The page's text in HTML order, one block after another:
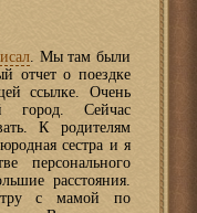
. Мы там были
отчет о поездке
ссылке. Очень
город. Сейчас
К родителям
сестра и я
персонального
расстояния.
с мамой по